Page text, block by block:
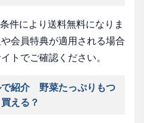
件により送料無料になりま
会員特典が適用される場合
トでご確認ください。
で紹介 野菜たっぷりもつ
える？